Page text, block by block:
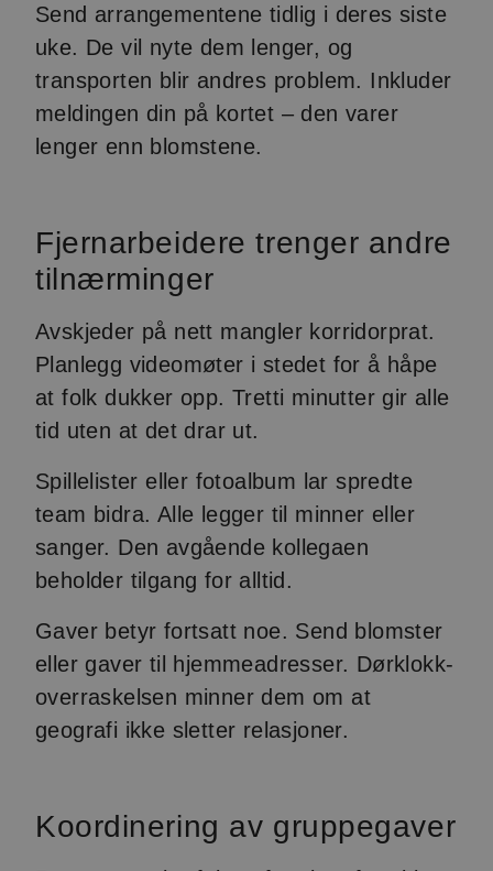
Send arrangementene tidlig i deres siste
uke. De vil nyte dem lenger, og
transporten blir andres problem. Inkluder
meldingen din på kortet – den varer
lenger enn blomstene.
Fjernarbeidere trenger andre
tilnærminger
Avskjeder på nett mangler korridorprat.
Planlegg videomøter i stedet for å håpe
at folk dukker opp. Tretti minutter gir alle
tid uten at det drar ut.
Spillelister eller fotoalbum lar spredte
team bidra. Alle legger til minner eller
sanger. Den avgående kollegaen
beholder tilgang for alltid.
Gaver betyr fortsatt noe. Send blomster
eller gaver til hjemmeadresser. Dørklokk-
overraskelsen minner dem om at
geografi ikke sletter relasjoner.
Koordinering av gruppegaver